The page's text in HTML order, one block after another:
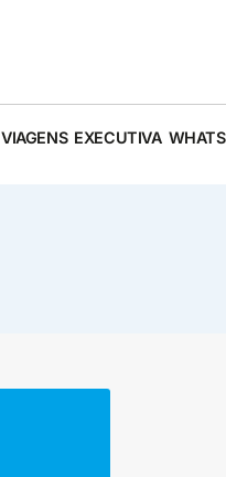
VIAGENS EXECUTIVA